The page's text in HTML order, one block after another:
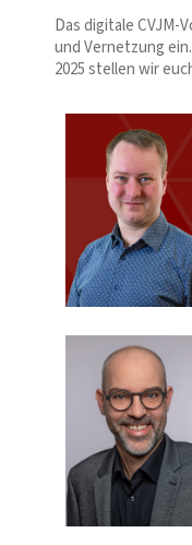
Das digitale CVJM-
und Vernetzung
2025 stellen wir